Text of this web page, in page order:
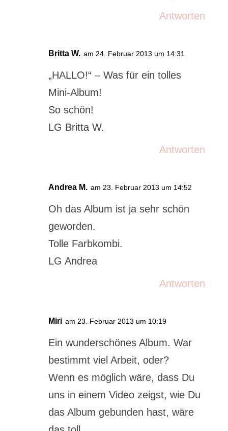
Antworten
Britta W. am 24. Februar 2013 um 14:31
„HALLO!“ – Was für ein tolles
Mini-Album!
So schön!
LG Britta W.
Antworten
Andrea M. am 23. Februar 2013 um 14:52
Oh das Album ist ja sehr schön
geworden.
Tolle Farbkombi.
LG Andrea
Antworten
Miri am 23. Februar 2013 um 10:19
Ein wunderschönes Album. War
bestimmt viel Arbeit, oder?
Wenn es möglich wäre, dass Du
uns in einem Video zeigst, wie Du
das Album gebunden hast, wäre